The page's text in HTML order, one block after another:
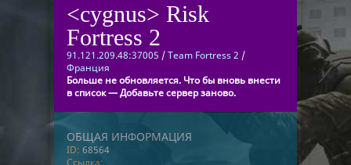
<cygnus> Risk
Fortress 2
91.121.209.48:37005 /Team Fortress 2 /
Франция
Больше не обновляется. Что бы вновь внести
в список — Добавьте сервер заново.
ОБЩАЯ ИНФОРМАЦИЯ
ID: 68564
Ссылка: